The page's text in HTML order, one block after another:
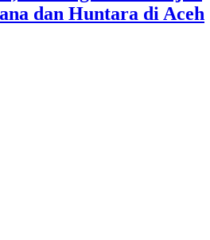
dan Huntara di Aceh